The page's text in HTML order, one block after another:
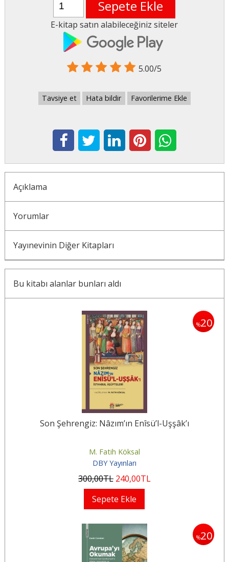
Sepete Ekle
E-kitap satın alabileceğiniz siteler
5.00/5
Tavsiye et Hata bildir Favorilerime Ekle
Açıklama
Yorumlar
Yayınevinin Diğer Kitapları
Bu kitabı alanlar bunları aldı
%20
Son Şehrengiz: Nâzım’ın Enîsü’l-Uşşâk’ı
M. Fatih Köksal
DBY Yayınları
300,00TL 240,00TL
Sepete Ekle
%20